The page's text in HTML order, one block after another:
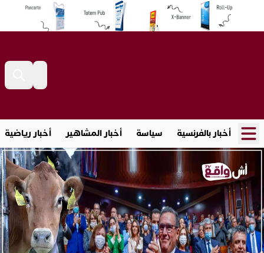
أخبار بالفرنسية سياسة أخبار المشاهير أخبار رياضية